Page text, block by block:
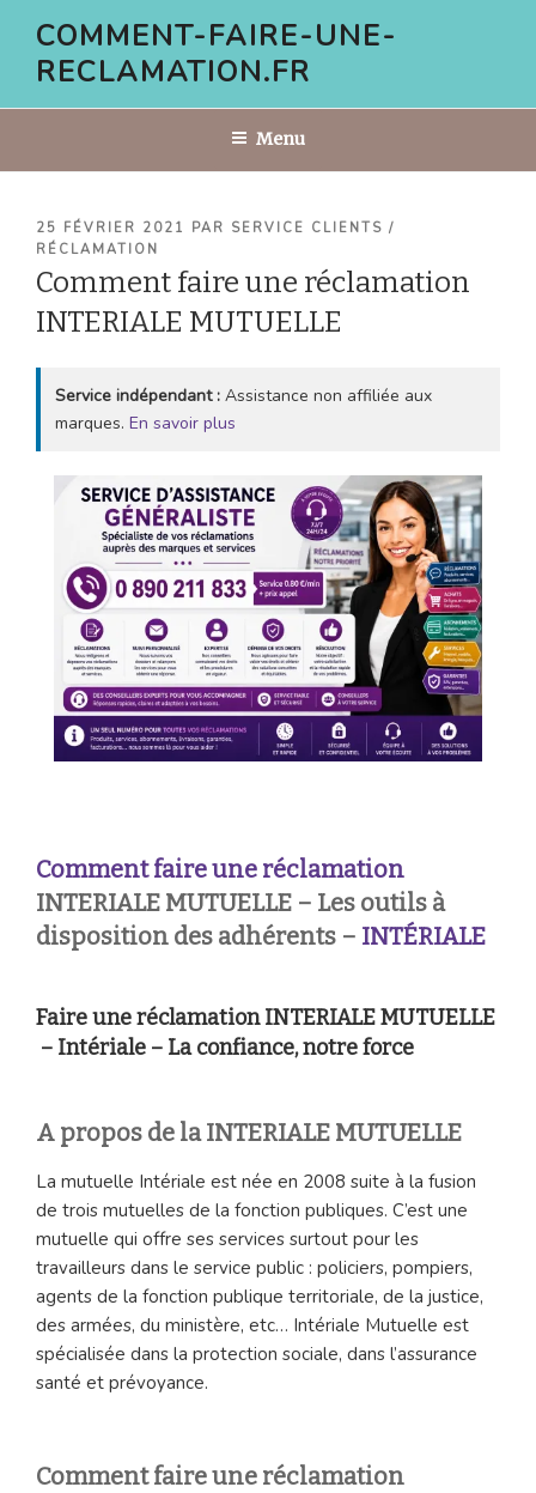
contenu
COMMENT-FAIRE-UNE-
RECLAMATION.FR
Menu
PUBLIÉ
LE
25 FÉVRIER 2021 PAR SERVICE CLIENTS /
RÉCLAMATION
Comment faire une réclamation
INTERIALE MUTUELLE
Service indépendant : Assistance non affiliée aux
marques. En savoir plus
Comment faire une réclamation
INTERIALE MUTUELLE – Les outils à
disposition des adhérents – INTÉRIALE
Faire une réclamation INTERIALE MUTUELLE
– Intériale – La confiance, notre force
A propos de la INTERIALE MUTUELLE
La mutuelle Intériale est née en 2008 suite à la fusion
de trois mutuelles de la fonction publiques. C’est une
mutuelle qui offre ses services surtout pour les
travailleurs dans le service public : policiers, pompiers,
agents de la fonction publique territoriale, de la justice,
des armées, du ministère, etc… Intériale Mutuelle est
spécialisée dans la protection sociale, dans l’assurance
santé et prévoyance.
Comment faire une réclamation